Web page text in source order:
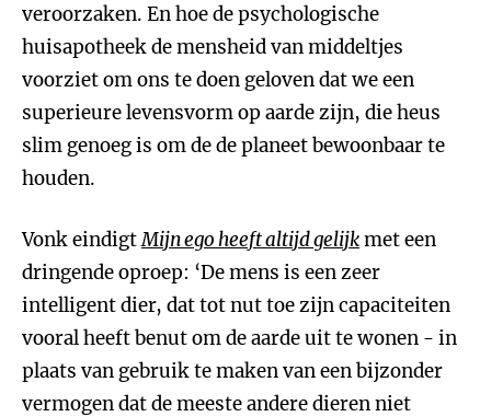
veroorzaken. En hoe de psychologische
huisapotheek de mensheid van middeltjes
voorziet om ons te doen geloven dat we een
superieure levensvorm op aarde zijn, die heus
slim genoeg is om de de planeet bewoonbaar te
houden.
Vonk eindigtMijn ego heeft altijd gelijkmet een
dringende oproep: ‘De mens is een zeer
intelligent dier, dat tot nut toe zijn capaciteiten
vooral heeft benut om de aarde uit te wonen - in
plaats van gebruik te maken van een bijzonder
vermogen dat de meeste andere dieren niet